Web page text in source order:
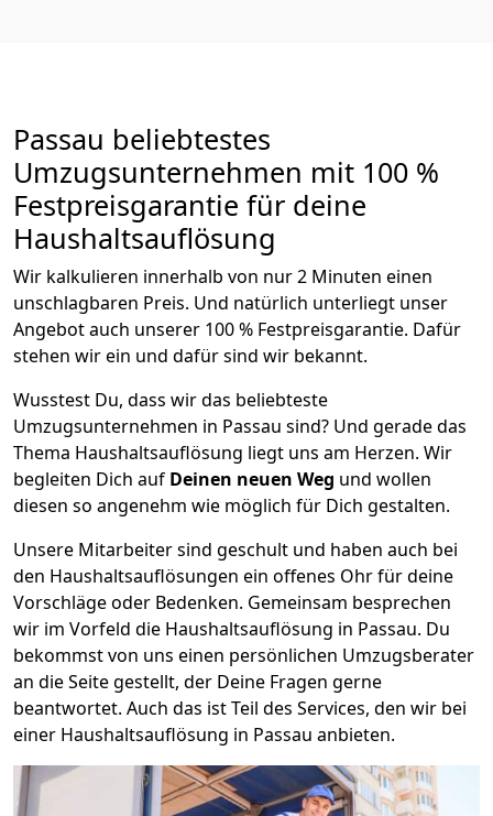
Passau beliebtestes
Umzugsunternehmen mit 100 %
Festpreisgarantie für deine
Haushaltsauflösung
Wir kalkulieren innerhalb von nur 2 Minuten einen
unschlagbaren Preis. Und natürlich unterliegt unser
Angebot auch unserer 100 % Festpreisgarantie. Dafür
stehen wir ein und dafür sind wir bekannt.
Wusstest Du, dass wir das beliebteste
Umzugsunternehmen in Passau sind? Und gerade das
Thema Haushaltsauflösung liegt uns am Herzen. Wir
begleiten Dich auf Deinen neuen Weg und wollen
diesen so angenehm wie möglich für Dich gestalten.
Unsere Mitarbeiter sind geschult und haben auch bei
den Haushaltsauflösungen ein offenes Ohr für deine
Vorschläge oder Bedenken. Gemeinsam besprechen
wir im Vorfeld die Haushaltsauflösung in Passau. Du
bekommst von uns einen persönlichen Umzugsberater
an die Seite gestellt, der Deine Fragen gerne
beantwortet. Auch das ist Teil des Services, den wir bei
einer Haushaltsauflösung in Passau anbieten.